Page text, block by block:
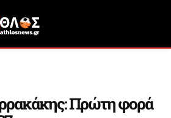
Πρώτη φορά